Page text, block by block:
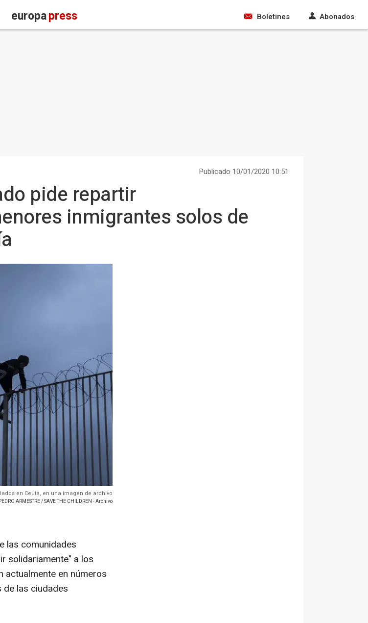
europapress Boletines Abonados
Publicado 10/01/2020 10:51
pide repartir
inmigrantes solos de
en Ceuta, en una imagen de archivo
ARMESTRE / SAVE THE CHILDREN - Archivo
las comunidades
solidariamente" a los
actualmente en números
las ciudades